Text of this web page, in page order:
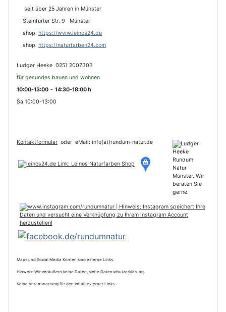
seit über 25 Jahren in Münster
Steinfurter Str. 9 Münster
shop: https://www.leinos24.de
shop: https://naturfarben24.com
Ludger Heeke 0251 2007303
für gesundes bauen und wohnen
10:00-13:00 - 14:30-18:00 h
Sa 10:00-13:00
Kontaktformular oder eMail: info(at)rundum-natur.de
Maps und Social Media Konten sind externe Links.
Hinweis: Wir veräußern keine Daten, siehe Datenschutzerklärung.
Keine Verantwortung für den Inhalt externer Links.